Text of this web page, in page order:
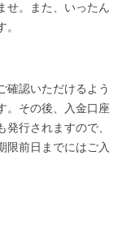
せ。また、いったん
確認いただけるよう
。その後、入金口座
行されますので、
限前日までにはご入